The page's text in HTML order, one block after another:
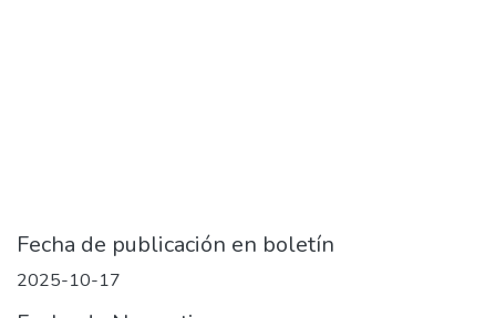
Fecha de publicación en boletín
2025-10-17